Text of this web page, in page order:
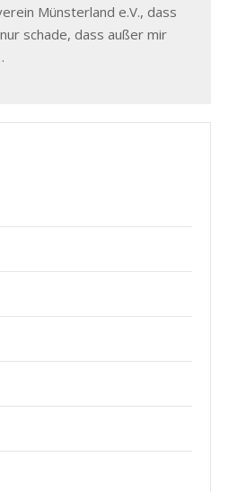
Münsterland e.V., dass
schade, dass außer mir